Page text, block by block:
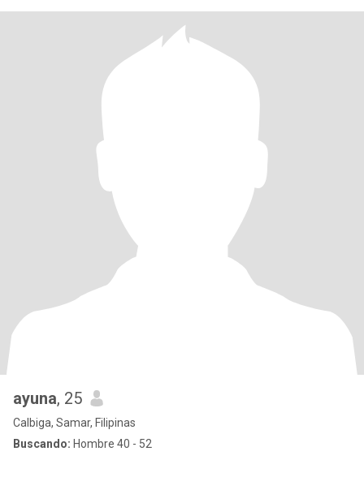
ayuna, 25
Calbiga, Samar, Filipinas
Buscando: Hombre 40 - 52